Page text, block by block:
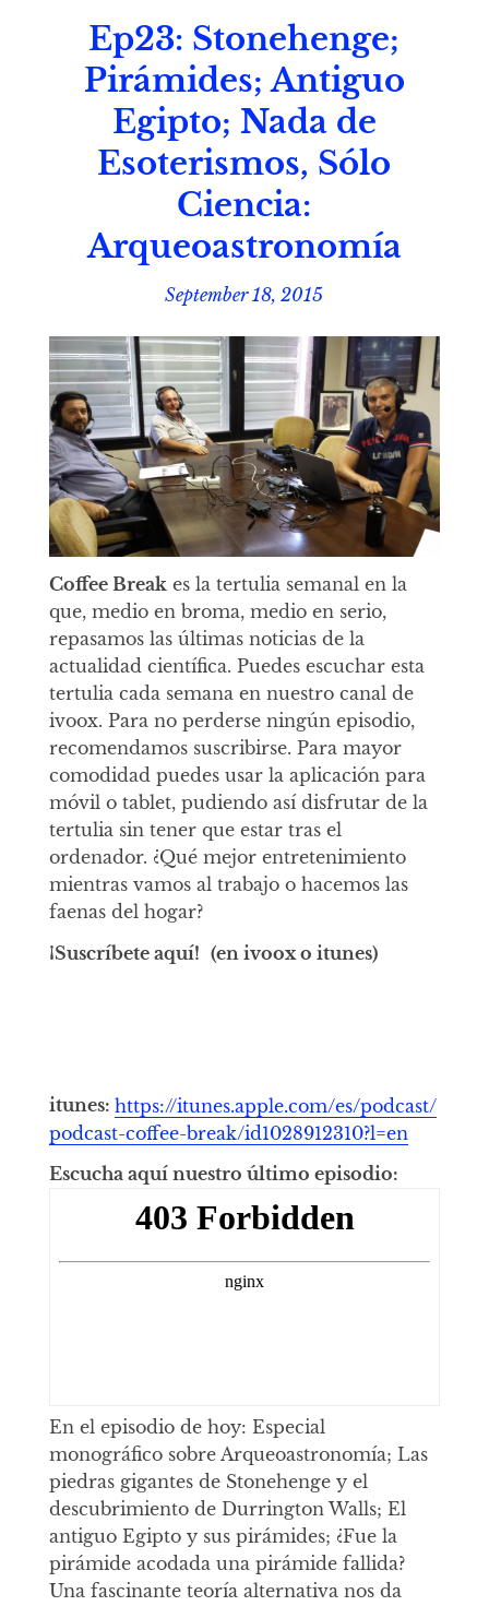
Ep23: Stonehenge;
Pirámides; Antiguo
Egipto; Nada de
Esoterismos, Sólo
Ciencia:
Arqueoastronomía
September 18, 2015
Coffee Break es la tertulia semanal en la
que, medio en broma, medio en serio,
repasamos las últimas noticias de la
actualidad científica. Puedes escuchar esta
tertulia cada semana en nuestro canal de
ivoox. Para no perderse ningún episodio,
recomendamos suscribirse. Para mayor
comodidad puedes usar la aplicación para
móvil o tablet, pudiendo así disfrutar de la
tertulia sin tener que estar tras el
ordenador. ¿Qué mejor entretenimiento
mientras vamos al trabajo o hacemos las
faenas del hogar?
¡Suscríbete aquí! (en ivoox o itunes)
itunes: https://itunes.apple.com/es/podcast/
podcast-coffee-break/id1028912310?l=en
Escucha aquí nuestro último episodio:
En el episodio de hoy: Especial
monográfico sobre Arqueoastronomía; Las
piedras gigantes de Stonehenge y el
descubrimiento de Durrington Walls; El
antiguo Egipto y sus pirámides; ¿Fue la
pirámide acodada una pirámide fallida?
Una fascinante teoría alternativa nos da